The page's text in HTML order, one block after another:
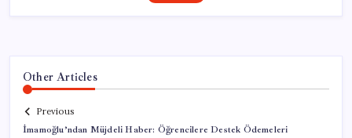
Other Articles
Previous
İmamoğlu’ndan Müjdeli Haber: Öğrencilere Destek Ödemeleri